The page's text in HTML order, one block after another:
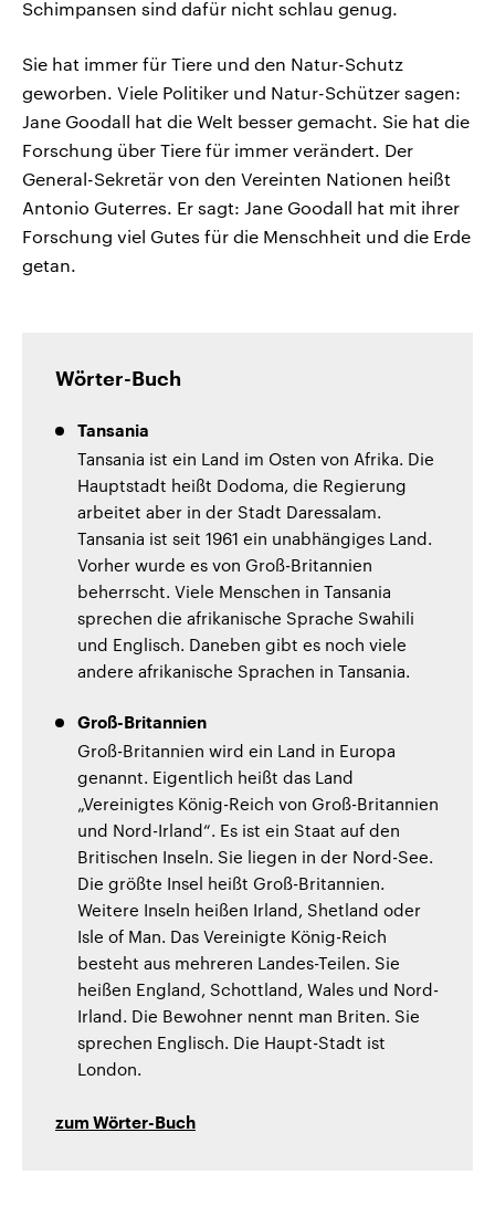
Schimpansen sind dafür nicht schlau genug.
Sie hat immer für Tiere und den Natur-Schutz
geworben. Viele Politiker und Natur-Schützer sagen:
Jane Goodall hat die Welt besser gemacht. Sie hat die
Forschung über Tiere für immer verändert. Der
General-Sekretär von den Vereinten Nationen heißt
Antonio Guterres. Er sagt: Jane Goodall hat mit ihrer
Forschung viel Gutes für die Menschheit und die Erde
getan.
Wörter-Buch
Tansania
Tansania ist ein Land im Osten von Afrika. Die
Hauptstadt heißt Dodoma, die Regierung
arbeitet aber in der Stadt Daressalam.
Tansania ist seit 1961 ein unabhängiges Land.
Vorher wurde es von Groß-Britannien
beherrscht. Viele Menschen in Tansania
sprechen die afrikanische Sprache Swahili
und Englisch. Daneben gibt es noch viele
andere afrikanische Sprachen in Tansania.
Groß-Britannien
Groß-Britannien wird ein Land in Europa
genannt. Eigentlich heißt das Land
„Vereinigtes König-Reich von Groß-Britannien
und Nord-Irland“. Es ist ein Staat auf den
Britischen Inseln. Sie liegen in der Nord-See.
Die größte Insel heißt Groß-Britannien.
Weitere Inseln heißen Irland, Shetland oder
Isle of Man. Das Vereinigte König-Reich
besteht aus mehreren Landes-Teilen. Sie
heißen England, Schottland, Wales und Nord-
Irland. Die Bewohner nennt man Briten. Sie
sprechen Englisch. Die Haupt-Stadt ist
London.
zum Wörter-Buch